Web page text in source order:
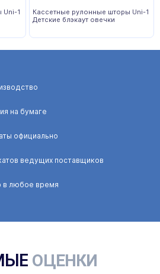
Uni-1
Кассетные рулонные шторы Uni-1
Детские блэкаут овечки
на бумаге
официально
ведущих поставщиков
в любое время
ОЦЕНКИ